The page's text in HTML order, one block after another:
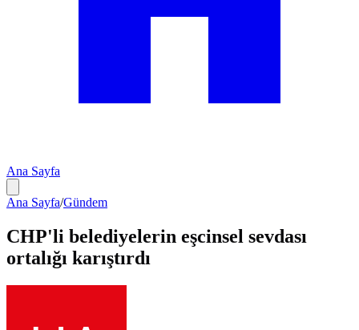
Ana Sayfa
Ana Sayfa/Gündem
CHP'li belediyelerin eşcinsel sevdası
ortalığı karıştırdı